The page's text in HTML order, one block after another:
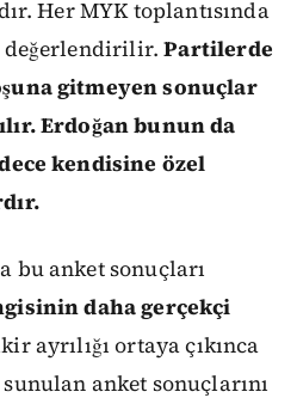
Her MYK toplantısında
değerlendirilir.Partilerde
gitmeyen sonuçlar
Erdoğan bunun da
kendisine özel
bu anket sonuçları
daha gerçekçi
ayrılığı ortaya çıkınca
anket sonuçlarını